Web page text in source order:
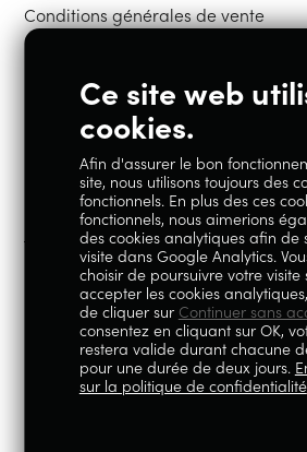
Conditions générales de vente
Restons en contact
Instagram Facebook
100% Liégeois est un concept de la
BE0759.717.658, sise Avenue Reine
© 2026
Mentions légales
Ce site web
cookies.
Afin d'assurer le bon
site, nous utilisons toujours des
fonctionnels. En plus des ces
fonctionnels, nous aimerions
des cookies analytiques afin de
visite dans Google Analytics.
choisir de poursuivre votre visite
accepter les cookies
de cliquer sur Continuer sans
consentez en cliquant sur OK,
restera valide durant chacune
pour une durée de deux jours.
sur la politique de confidentialité